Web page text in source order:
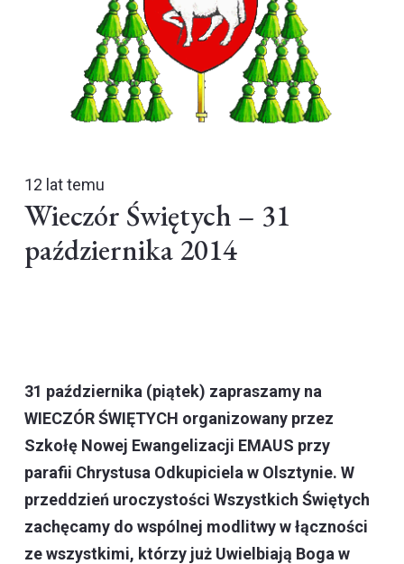
12 lat temu
Wieczór Świętych – 31
października 2014
31 października (piątek) zapraszamy na
WIECZÓR ŚWIĘTYCH organizowany przez
Szkołę Nowej Ewangelizacji EMAUS przy
parafii Chrystusa Odkupiciela w Olsztynie. W
przeddzień uroczystości Wszystkich Świętych
zachęcamy do wspólnej modlitwy w łączności
ze wszystkimi, którzy już Uwielbiają Boga w